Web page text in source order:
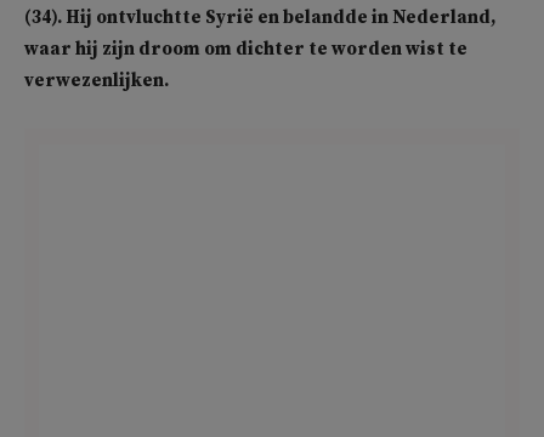
(34). Hij ontvluchtte Syrië en belandde in Nederland,
waar hij zijn droom om dichter te worden wist te
verwezenlijken.